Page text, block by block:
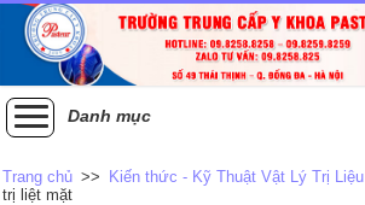
Danh mục
Trang chủ >> Kiến thức - Kỹ Thuật Vật Lý Trị Liệu
trị liệt mặt